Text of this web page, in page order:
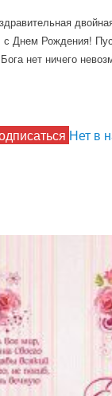
Днем Рождения!
нет ничего
Нет в